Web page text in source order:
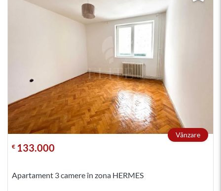
Vânzare
€ 133.000
Apartament 3 camere în zona HERMES